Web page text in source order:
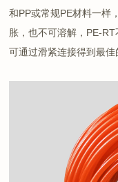
和PP或常规PE材料一样
胀，也不可溶解，PE-
可通过滑紧连接得到最佳